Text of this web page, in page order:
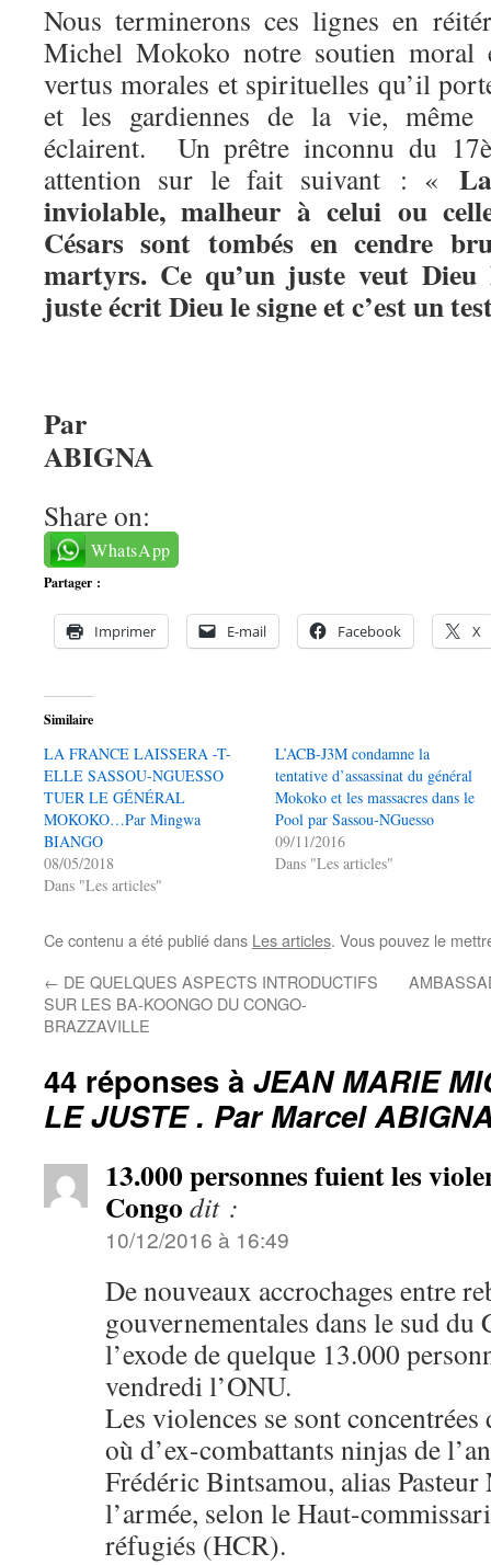
Nous terminerons ces lignes en
Michel Mokoko notre soutien moral
vertus morales et spirituelles qu’il
et les gardiennes de la vie,
éclairent. Un prêtre inconnu du
attention sur le fait suivant : «
inviolable, malheur à celui ou
Césars sont tombés en cendre
martyrs. Ce qu’un juste veut Dieu
juste écrit Dieu le signe et c’est un
Par
Share on:
WhatsApp
Partager :
Imprimer E-mail Facebook X
Similaire
LA FRANCE LAISSERA -T-
ELLE SASSOU-NGUESSO
TUER LE GÉNÉRAL
MOKOKO…Par Mingwa
BIANGO
08/05/2018
Dans "Les articles"
L’ACB-J3M condamne la
tentative d’assassinat du général
Mokoko et les massacres dans le
Pool par Sassou-NGuesso
09/11/2016
Dans "Les articles"
Ce contenu a été publié dans Les articles. Vous pouvez le
← DE QUELQUES ASPECTS INTRODUCTIFS
SUR LES BA-KOONGO DU CONGO-
BRAZZAVILLE
44 réponses à JEAN MARIE
LE JUSTE . Par Marcel
13.000 personnes fuient les
Congo dit :
10/12/2016 à 16:49
De nouveaux accrochages entre
gouvernementales dans le sud
l’exode de quelque 13.000
vendredi l’ONU.
Les violences se sont
où d’ex-combattants ninjas de
Frédéric Bintsamou, alias
l’armée, selon le Haut-
réfugiés (HCR).